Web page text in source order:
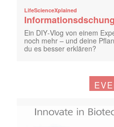
LifeScienceXplained
Ein DIY‑Vlog von einem
noch mehr – und deine
du es besser erklären?